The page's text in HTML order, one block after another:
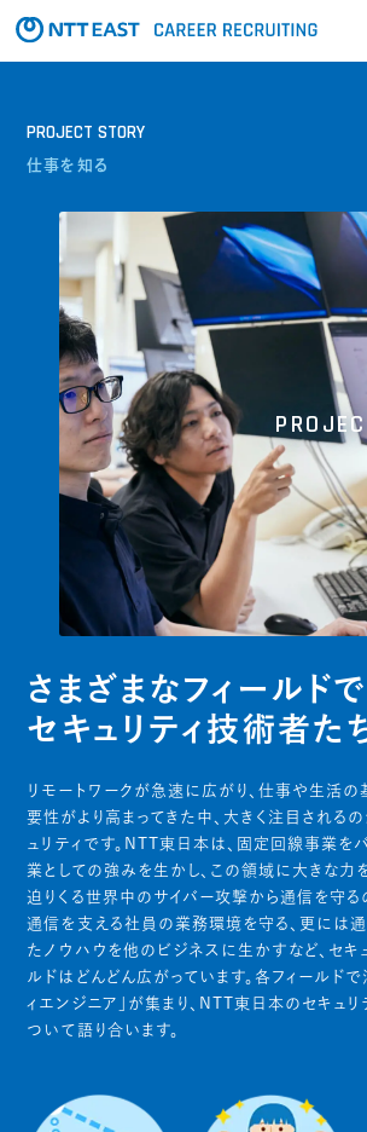
PROJECT STORY
仕事を知る
さまざまなフィールド
セキュリティ技術者た
リモートワークが急速に広がり、仕事や生活
要性がより高まってきた中、大きく注目される
ュリティです。NTT東日本は、固定回線事業を
業としての強みを生かし、この領域に大きな力
迫りくる世界中のサイバー攻撃から通信を守る
通信を支える社員の業務環境を守る、更には
たノウハウを他のビジネスに生かすなど、セキ
ルドはどんどん広がっています。各フィールドで
ィエンジニア」が集まり、NTT東日本のセキュ
ついて語り合います。